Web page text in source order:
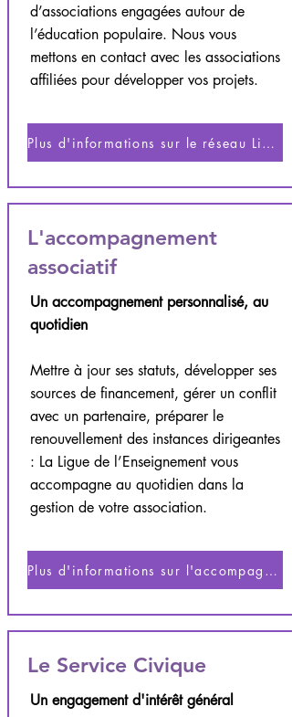
d’associations engagées autour de
l’éducation populaire. Nous vous
mettons en contact avec les associations
affiliées pour développer vos projets.
Plus d'informations sur le réseau Ligue
L'accompagnement
associatif
Un accompagnement personnalisé, au
quotidien
Mettre à jour ses statuts, développer ses
sources de financement, gérer un conflit
avec un partenaire, préparer le
renouvellement des instances dirigeantes
: La Ligue de l’Enseignement vous
accompagne au quotidien dans la
gestion de votre association.​
Plus d'informations sur l'accompagnement
Le Service Civique
Un engagement d'intérêt général